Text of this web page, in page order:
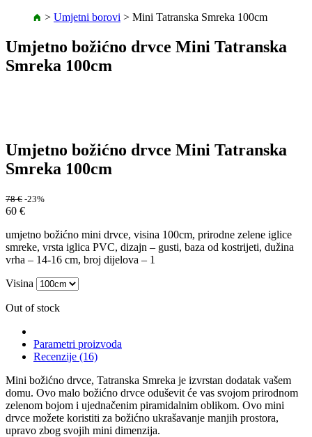
> Umjetni borovi > Mini Tatranska Smreka 100cm
Umjetno božićno drvce Mini Tatranska
Smreka 100cm
Umjetno božićno drvce Mini Tatranska
Smreka 100cm
78€ -23%
60 €
umjetno božićno mini drvce, visina 100cm, prirodne zelene iglice
smreke, vrsta iglica PVC, dizajn – gusti, baza od kostrijeti, dužina
vrha – 14-16 cm, broj dijelova – 1
Visina
Out of stock
Parametri proizvoda
Recenzije (16)
Mini božićno drvce, Tatranska Smreka je izvrstan dodatak vašem
domu. Ovo malo božićno drvce oduševit će vas svojom prirodnom
zelenom bojom i ujednačenim piramidalnim oblikom. Ovo mini
drvce možete koristiti za božićno ukrašavanje manjih prostora,
upravo zbog svojih mini dimenzija.